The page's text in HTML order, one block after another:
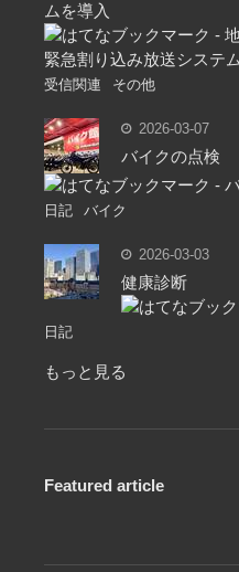
ムを導入
受信関連 その他
2026-03-07
バイクの点検
日記 バイク
2026-03-03
健康診断
日記
もっと見る
Featured article